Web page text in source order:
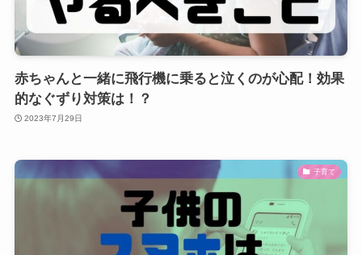
赤ちゃんと一緒に飛行機に乗ると泣くのが心配！効果
的なぐずり対策は！？
2023年7月29日
子育て